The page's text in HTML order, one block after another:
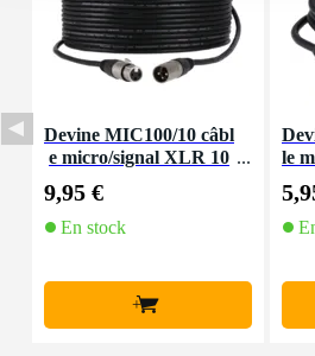
Devine MIC100/10 câbl
e micro/signal XLR 10
9,95 €
En stock
+
le